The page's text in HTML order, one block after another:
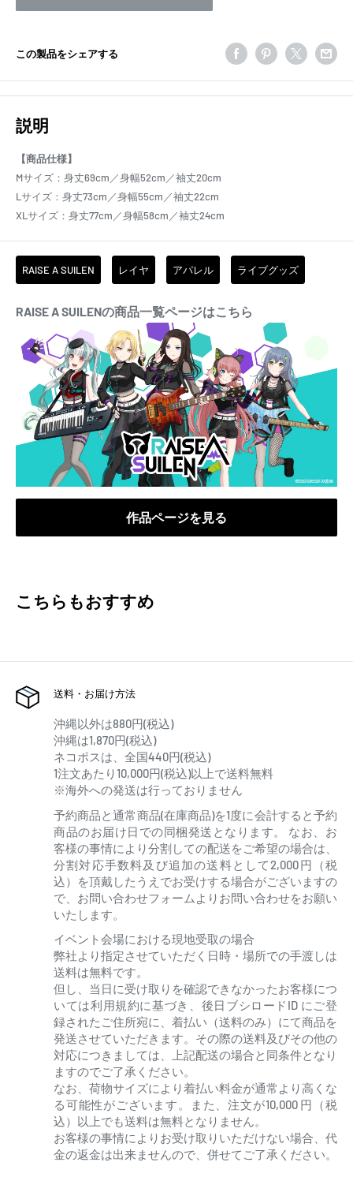
この製品をシェアする
説明
【商品仕様】
Mサイズ：身丈69cm／身幅52cm／袖丈20cm
Lサイズ：身丈73cm／身幅55cm／袖丈22cm
XLサイズ：身丈77cm／身幅58cm／袖丈24cm
RAISE A SUILEN レイヤ アパレル ライブグッズ
RAISE A SUILENの商品一覧ページはこちら
作品ページを見る
こちらもおすすめ
送料・お届け方法
沖縄以外は880円(税込)
沖縄は1,870円(税込)
ネコポスは、全国440円(税込)
1注文あたり10,000円(税込)以上で送料無料
※海外への発送は行っておりません
予約商品と通常商品(在庫商品)を1度に会計すると予約
商品のお届け日での同梱発送となります。 なお、お
客様の事情により分割しての配送をご希望の場合は、
分割対応手数料及び追加の送料として2,000円（税
込）を頂戴したうえでお受けする場合がございますの
で、お問い合わせフォームよりお問い合わせをお願い
いたします。
イベント会場における現地受取の場合
弊社より指定させていただく日時・場所での手渡しは
送料は無料です。
但し、当日に受け取りを確認できなかったお客様につ
いては利用規約に基づき、後日ブシロードID にご登
録されたご住所宛に、着払い（送料のみ）にて商品を
発送させていただきます。その際の送料及びその他の
対応につきましては、上記配送の場合と同条件となり
ますのでご了承ください。
なお、荷物サイズにより着払い料金が通常より高くな
る可能性がございます。また、注文が10,000 円（税
込）以上でも送料は無料となりません。
お客様の事情によりお受け取りいただけない場合、代
金の返金は出来ませんので、併せてご了承ください。